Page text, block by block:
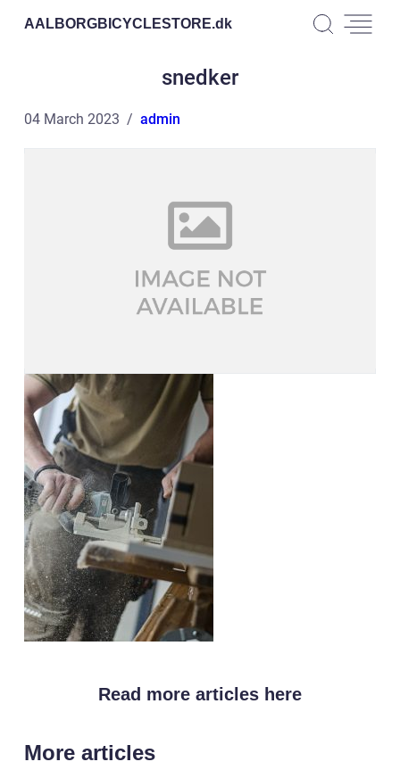
AALBORGBICYCLESTORE.dk
snedker
04 March 2023 admin
Read more articles here
More articles